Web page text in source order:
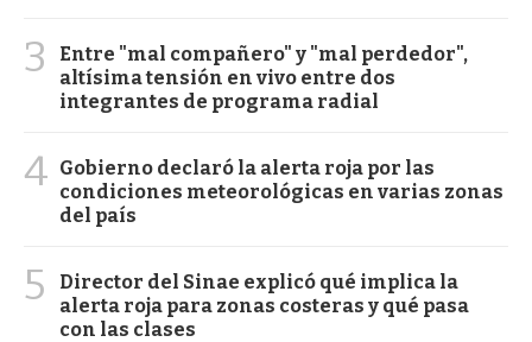
3
Entre "mal compañero" y "mal perdedor",
altísima tensión en vivo entre dos
integrantes de programa radial
4 Gobierno declaró la alerta roja por las
condiciones meteorológicas en varias zonas
del país
5
Director del Sinae explicó qué implica la
alerta roja para zonas costeras y qué pasa
con las clases